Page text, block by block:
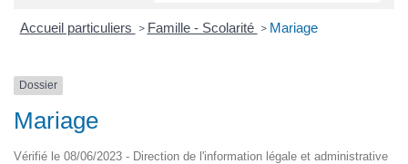
Accueil particuliers > Famille - Scolarité > Mariage
Dossier
Mariage
Vérifié le 08/06/2023 - Direction de l'information légale et administrative